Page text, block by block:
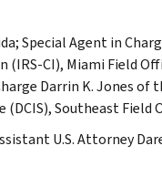
Special Agent in
CI), Miami Field
Darrin K. Jones of
Southeast Field
U.S. Attorney